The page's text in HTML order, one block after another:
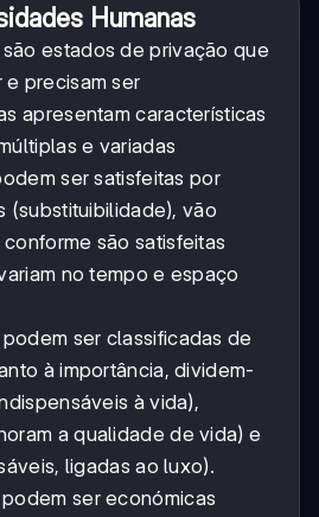
Humanas
são estados de privação que
e precisam ser
apresentam características
e variadas
ser satisfeitas por
(substituibilidade), vão
são satisfeitas
no tempo e espaço
ser classificadas de
à importância, dividem-
à vida),
a qualidade de vida) e
ligadas ao luxo).
ser económicas